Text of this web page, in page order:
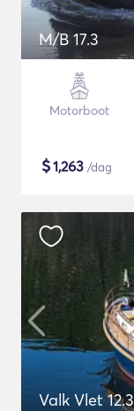
M/B 17.3
Motorboot
$1,263 /dag
Valk Vlet 12.3